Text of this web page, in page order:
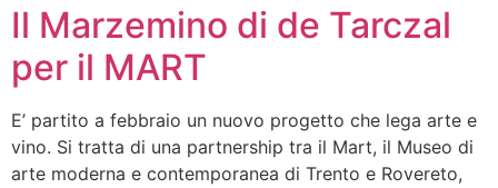
Il Marzemino di de Tarczal
per il MART
E’ partito a febbraio un nuovo progetto che lega arte e
vino. Si tratta di una partnership tra il Mart, il Museo di
arte moderna e contemporanea di Trento e Rovereto,